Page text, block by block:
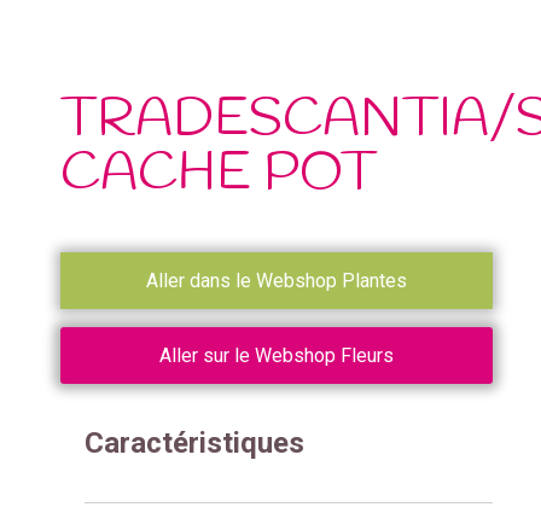
TRADESCANTIA/
CACHE POT
Aller dans le Webshop Plantes
Aller sur le Webshop Fleurs
Caractéristiques